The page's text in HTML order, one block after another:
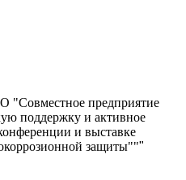
"Совместное предприятие
поддержку и активное
и выставке
защиты"""